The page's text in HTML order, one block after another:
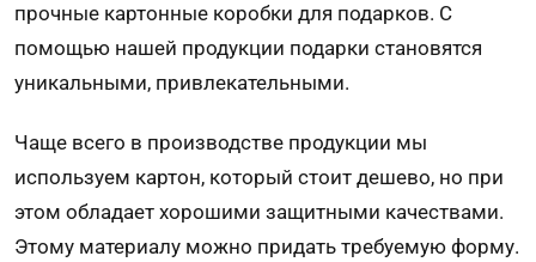
прочные картонные коробки для подарков. С
помощью нашей продукции подарки становятся
уникальными, привлекательными.
Чаще всего в производстве продукции мы
используем картон, который стоит дешево, но при
этом обладает хорошими защитными качествами.
Этому материалу можно придать требуемую форму.